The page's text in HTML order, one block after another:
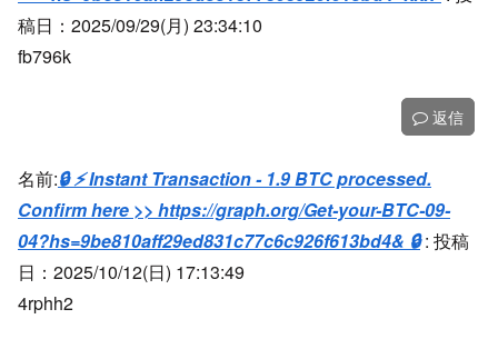
稿日：2025/09/29(月) 23:34:10
fb796k
返信
名前:🔒 ⚡ Instant Transaction - 1.9 BTC processed.
Confirm here >> https://graph.org/Get-your-BTC-09-
04?hs=9be810aff29ed831c77c6c926f613bd4& 🔒: 投稿
日：2025/10/12(日) 17:13:49
4rphh2